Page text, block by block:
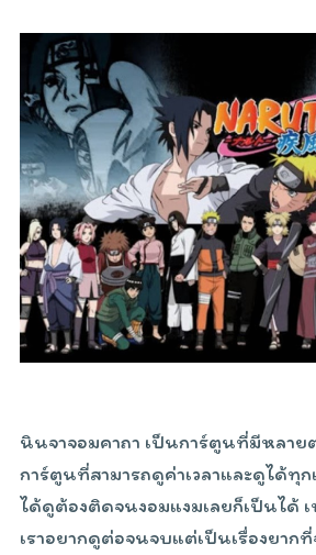
นินจาจอมคาถา เป็นการ์ตูนที่มีหลาย
การ์ตูนที่สามารถดูค่าเวลาและดูได้ทุก
ได้ดูต้องติดจนงอมแงมเลยก็เป็นได้ เ
เราอยากดูต่อจนจบแต่เป็นเรื่องยาก